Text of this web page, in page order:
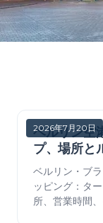
2026年7月20日
ベルリン空
プ、場所と
ベルリン・ブ
ッピング：タ
所、営業時間